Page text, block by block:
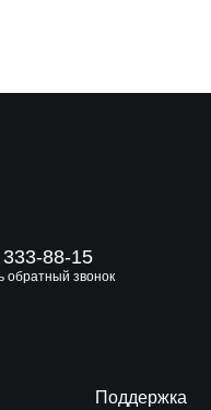
88-15
обратный звонок
Поддержка